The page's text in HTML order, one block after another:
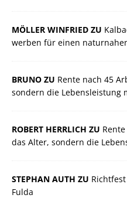
MÖLLER WINFRIED ZU
werben für einen
BRUNO ZU Rente nach 45
sondern die Lebensleistung
ROBERT HERRLICH ZU
das Alter, sondern die
STEPHAN AUTH ZU
Fulda